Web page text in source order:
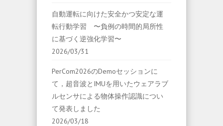
自動運転に向けた安全かつ安定な運
転行動学習 〜負例の時間的局所性
に基づく逆強化学習〜
2026/03/31
PerCom2026のDemoセッションに
て，超音波とIMUを用いたウェアラブ
ルセンサによる物体操作認識につい
て発表しました
2026/03/18